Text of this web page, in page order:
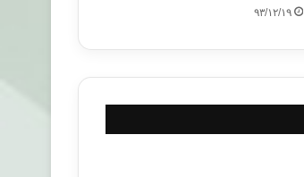
۹۳/۱۲/۱۹